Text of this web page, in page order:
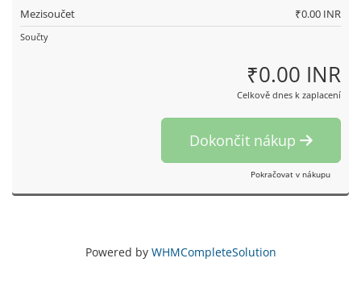
Mezisoučet ₹0.00 INR
Součty
₹0.00 INR
Celkově dnes k zaplacení
Dokončit nákup
Pokračovat v nákupu
Powered by WHMCompleteSolution